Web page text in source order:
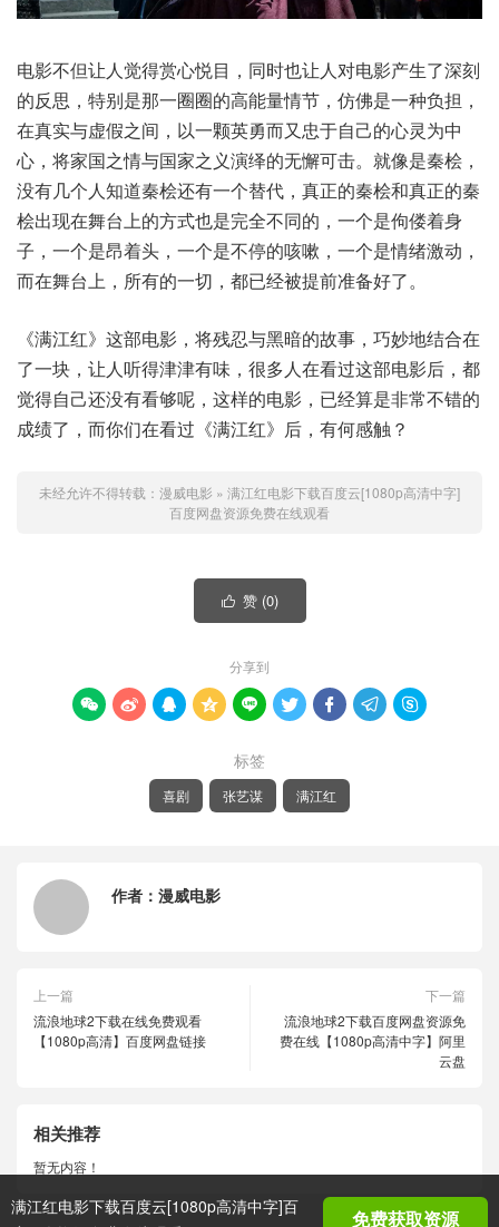
满江红电影下载百度云[1080p高清中字]百
免费获取资源
电影不但让人觉得赏心悦目，同时也让人对电影产生了深刻
的反思，特别是那一圈圈的高能量情节，仿佛是一种负担，
在真实与虚假之间，以一颗英勇而又忠于自己的心灵为中
心，将家国之情与国家之义演绎的无懈可击。就像是秦桧，
没有几个人知道秦桧还有一个替代，真正的秦桧和真正的秦
桧出现在舞台上的方式也是完全不同的，一个是佝偻着身
子，一个是昂着头，一个是不停的咳嗽，一个是情绪激动，
而在舞台上，所有的一切，都已经被提前准备好了。
《满江红》这部电影，将残忍与黑暗的故事，巧妙地结合在
了一块，让人听得津津有味，很多人在看过这部电影后，都
觉得自己还没有看够呢，这样的电影，已经算是非常不错的
成绩了，而你们在看过《满江红》后，有何感触？
未经允许不得转载： 漫威电影 » 满江红电影下载百度云[1080p高清中字]
百度网盘资源免费在线观看
 赞 (0)
分享到
        
标签
喜剧 张艺谋 满江红
作者： 漫威电影
上一篇
流浪地球2下载在线免费观看
【1080p高清】百度网盘链接
下一篇
流浪地球2下载百度网盘资源免
费在线【1080p高清中字】阿里
云盘
相关推荐
暂无内容！